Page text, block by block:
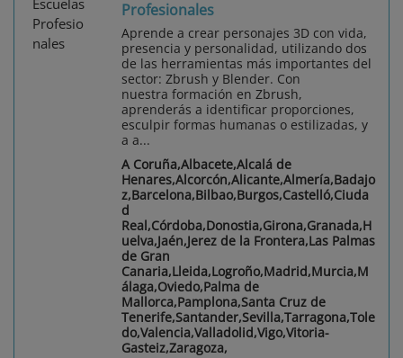
Profesionales
Aprende a crear personajes 3D con vida,
presencia y personalidad, utilizando dos
de las herramientas más importantes del
sector: Zbrush y Blender. Con
nuestra formación en Zbrush,
aprenderás a identificar proporciones,
esculpir formas humanas o estilizadas, y
a a...
A Coruña,Albacete,Alcalá de
Henares,Alcorcón,Alicante,Almería,Badajo
z,Barcelona,Bilbao,Burgos,Castelló,Ciuda
d
Real,Córdoba,Donostia,Girona,Granada,H
uelva,Jaén,Jerez de la Frontera,Las Palmas
de Gran
Canaria,Lleida,Logroño,Madrid,Murcia,M
álaga,Oviedo,Palma de
Mallorca,Pamplona,Santa Cruz de
Tenerife,Santander,Sevilla,Tarragona,Tole
do,Valencia,Valladolid,Vigo,Vitoria-
Gasteiz,Zaragoza,